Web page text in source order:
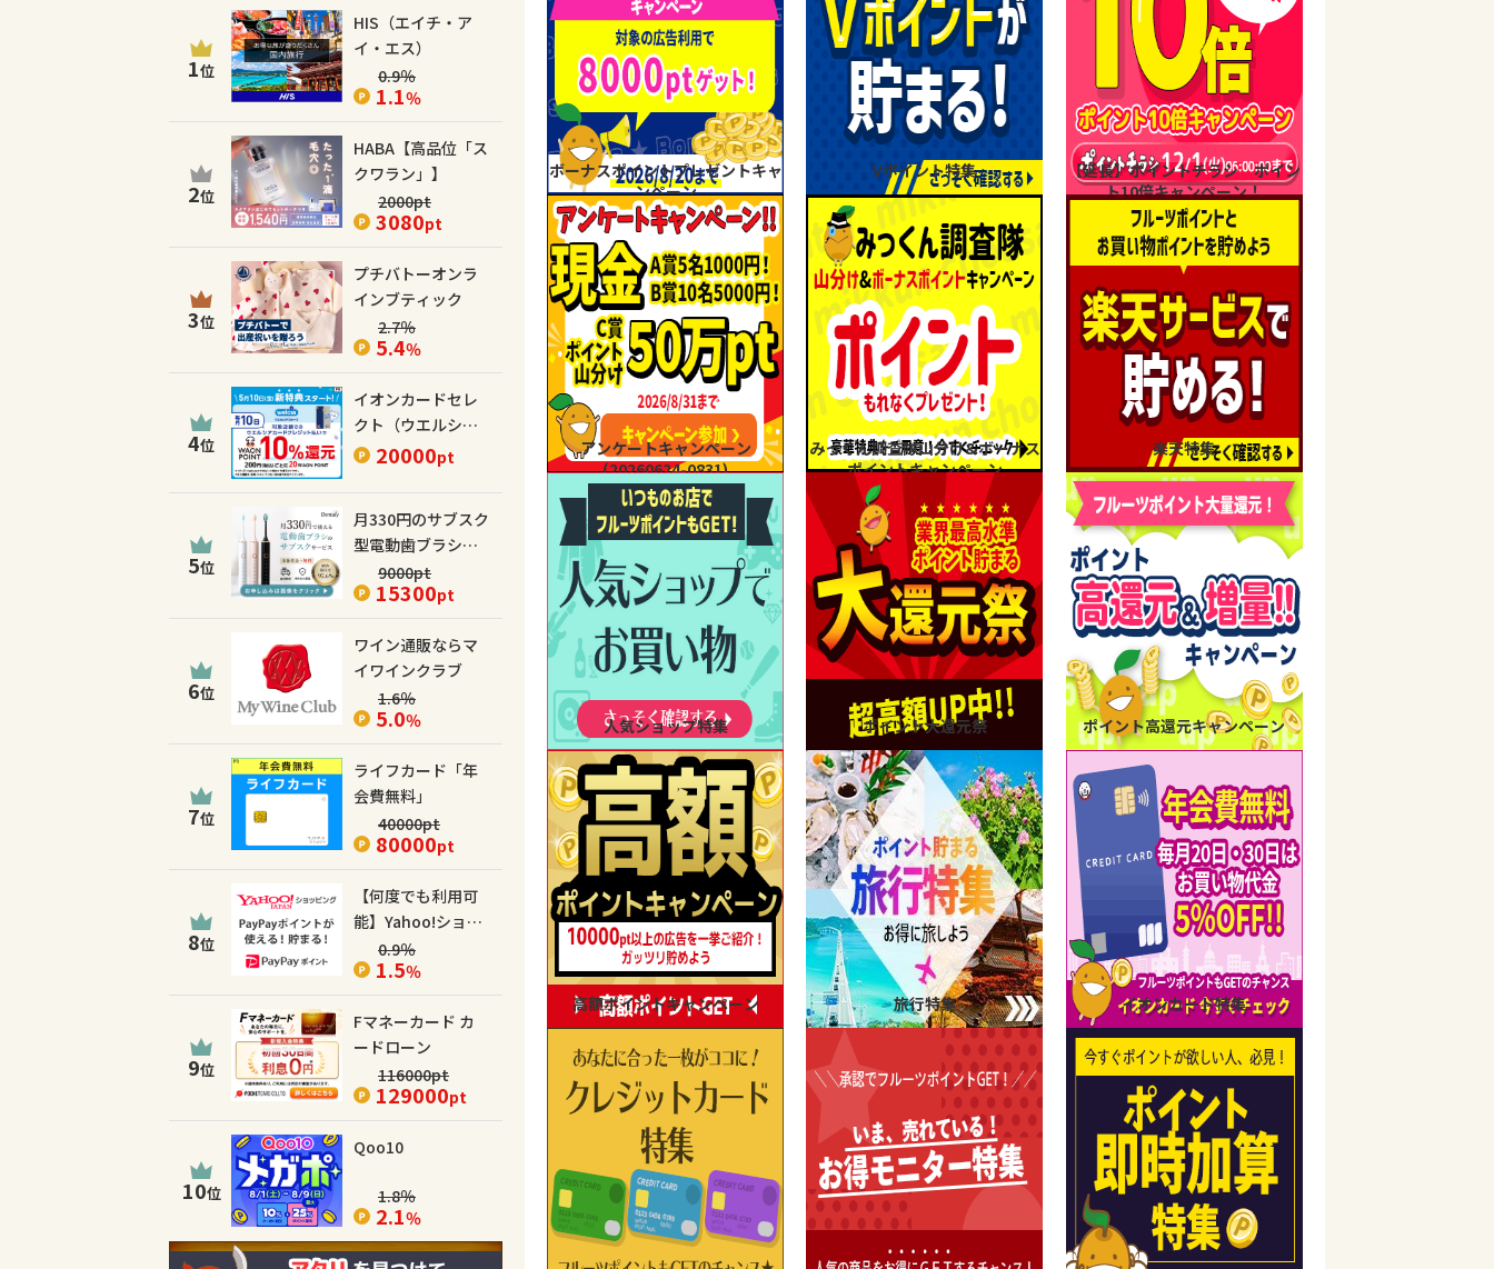
1位
HIS（エイチ・ア
イ・エス）
0.9％
1.1％
2位
HABA【高品位「ス
クワラン」】
2000pt
3080pt
3位
プチバトーオンラ
インブティック
2.7％
5.4％
4位
イオンカードセレ
クト（ウエルシア
カード）
20000pt
5位
月330円のサブスク
型電動歯ブラシ
【Dentaly】
9000pt
15300pt
6位
ワイン通販ならマ
イワインクラブ
1.6％
5.0％
7位
ライフカード「年
会費無料」
40000pt
80000pt
8位
【何度でも利用可
能】Yahoo!ショッ
ピング
0.9％
1.5％
9位
Fマネーカード カ
ードローン
116000pt
129000pt
10位
Qoo10
1.8％
2.1％
ボーナスポイントプレゼントキャ
ンペーン
Vポイント特集
【延長】ポイントチラシ ポイン
ト10倍キャンペーン！
アンケートキャンペーン
(20260624-0831)
みっくん調査隊山分け&ボーナス
ポイントキャンペーン
楽天特集
人気ショップ特集 ポイント大還元祭 ポイント高還元キャンペーン
高額ポイントキャンペーン 旅行特集 イオンカード特集